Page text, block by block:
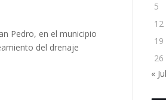
Pedro, en el municipio
del drenaje
5
12
19
26
« Jul